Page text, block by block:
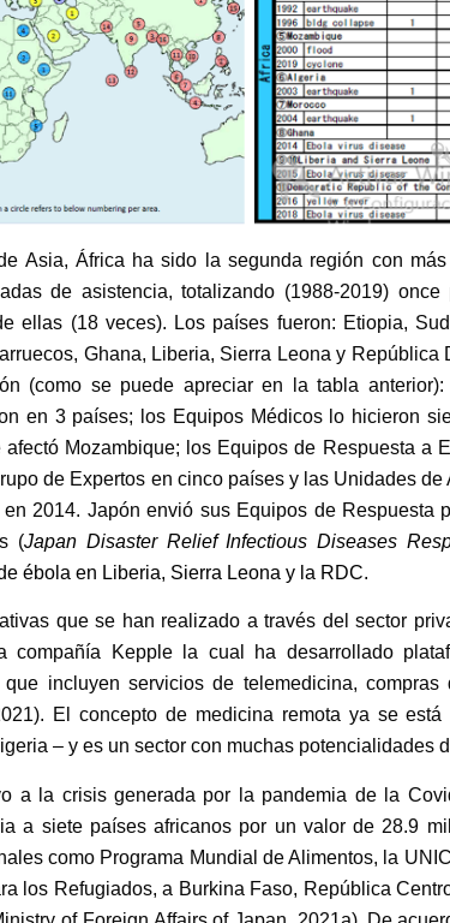
Asia, África ha sido la segunda región con
de asistencia, totalizando (1988-2019)
ellas (18 veces). Los países fueron: Etiopia,
Ghana, Liberia, Sierra Leona y República
(como se puede apreciar en la tabla
en 3 países; los Equipos Médicos lo hicieron
afectó Mozambique; los Equipos de Respuesta a
de Expertos en cinco países y las Unidades
2014. Japón envió sus Equipos de Respuesta
(Japan Disaster Relief Infectious Diseases
ébola en Liberia, Sierra Leona y la RDC.
que se han realizado a través del sector
compañía Kepple la cual ha desarrollado
que incluyen servicios de telemedicina,
. El concepto de medicina remota ya se
– y es un sector con muchas potencialidades
a la crisis generada por la pandemia de la
a siete países africanos por un valor de 28.9
como Programa Mundial de Alimentos, la
los Refugiados, a Burkina Faso, República